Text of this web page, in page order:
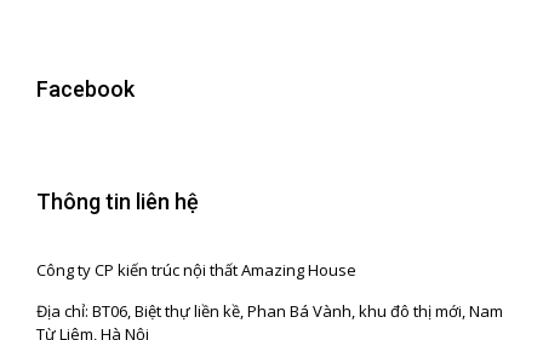
Facebook
Thông tin liên hệ
Công ty CP kiến trúc nội thất Amazing House
Địa chỉ: BT06, Biệt thự liền kề, Phan Bá Vành, khu đô thị mới, Nam
Từ Liêm, Hà Nội